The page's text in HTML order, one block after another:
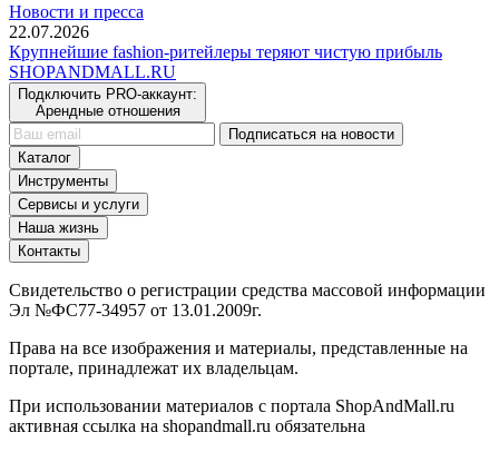
Новости и пресса
22.07.2026
Крупнейшие fashion-ритейлеры теряют чистую прибыль
SHOPANDMALL.RU
Подключить PRO-аккаунт:
Арендные отношения
Подписаться на новости
Каталог
Инструменты
Сервисы и услуги
Наша жизнь
Контакты
Свидетельство о регистрации средства массовой информации
Эл №ФС77-34957 от 13.01.2009г.
Права на все изображения и материалы, представленные на
портале, принадлежат их владельцам.
При использовании материалов с портала ShopAndMall.ru
активная ссылка на shopandmall.ru обязательна